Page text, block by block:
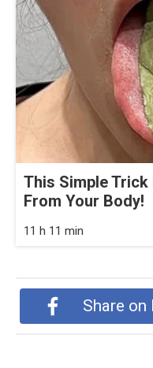
This Simple
From Your Body!
11 h 11 min
Share on